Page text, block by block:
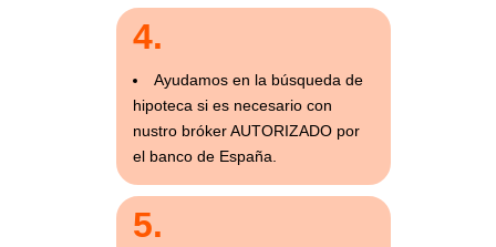
4.
Ayudamos en la búsqueda de
hipoteca si es necesario con
nustro bróker AUTORIZADO por
el banco de España.
5.